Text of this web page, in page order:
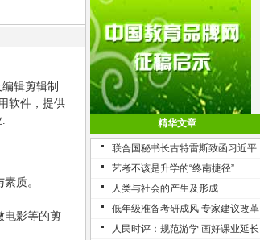
辑剪辑制
软件，提供
.
质。
电影等的剪
精华文章
联合国秘书长古特雷斯致函习近平
艺考不该是升学的“终南捷径”
人类与社会的产生及形成
低年级准备考研成风 专家建议改革
研招模式
人民时评：规范游学 画好课业延长